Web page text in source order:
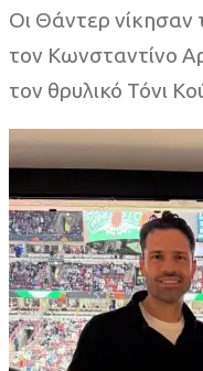
Οι Θάντερ νίκησαν
τον Κωνσταντίνο
τον θρυλικό Τόνι